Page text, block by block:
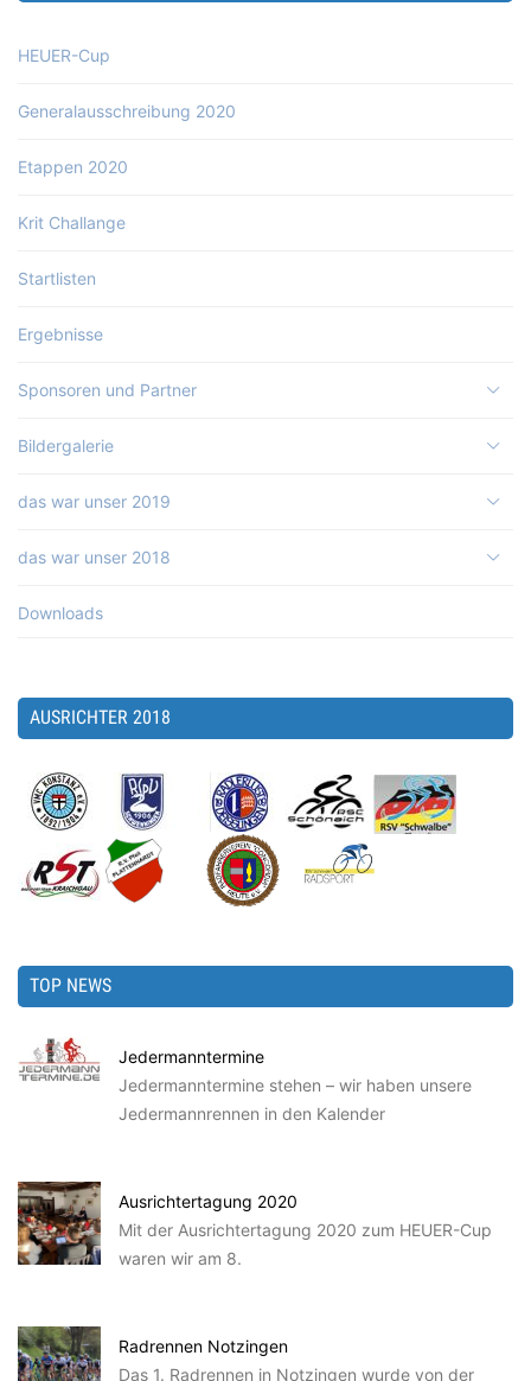
HEUER-Cup
Generalausschreibung 2020
Etappen 2020
Krit Challange
Startlisten
Ergebnisse
Sponsoren und Partner
Bildergalerie
das war unser 2019
das war unser 2018
Downloads
AUSRICHTER 2018
TOP NEWS
Jedermanntermine
Jedermanntermine stehen – wir haben unsere
Jedermannrennen in den Kalender
Ausrichtertagung 2020
Mit der Ausrichtertagung 2020 zum HEUER-Cup
waren wir am 8.
Radrennen Notzingen
Das 1. Radrennen in Notzingen wurde von der